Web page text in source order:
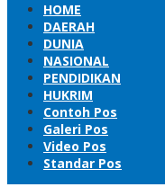
HOME
DAERAH
DUNIA
NASIONAL
PENDIDIKAN
HUKRIM
Contoh Pos
Galeri Pos
Video Pos
Standar Pos